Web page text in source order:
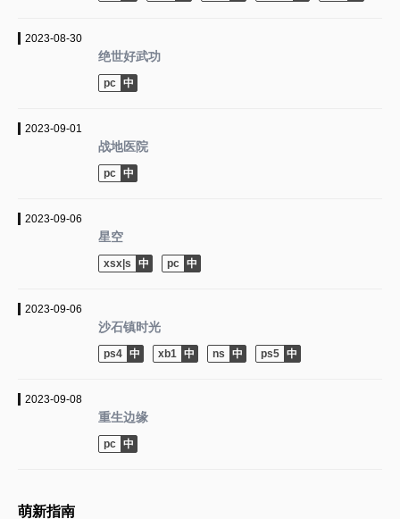
2023-08-30
绝世好武功
pc
2023-09-01
战地医院
pc
2023-09-06
星空
xsx|s pc
2023-09-06
沙石镇时光
ps4 xb1 ns ps5
2023-09-08
重生边缘
pc
萌新指南